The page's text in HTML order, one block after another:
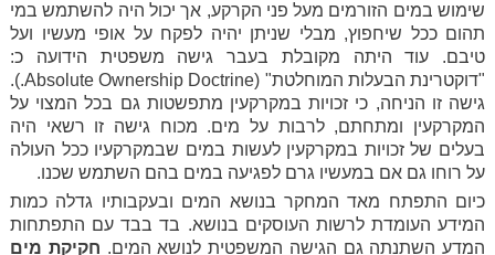
שימוש במים הזורמים מעל פני הקרקע, אך יכול היה להשתמש במי
תהום ככל שיחפוץ, מבלי שניתן יהיה לפקח על אופי מעשיו ועל
טיבם. עוד היתה מקובלת בעבר גישה משפטית הידועה כ:
"דוקטרינת הבעלות המוחלטת" (Absolute Ownership Doctrine.).
גישה זו הניחה, כי זכויות במקרקעין מתפשטות גם בכל המצוי על
המקרקעין ומתחתם, לרבות על מים. מכוח גישה זו רשאי היה
בעלים של זכויות במקרקעין לעשות במים שבמקרקעיו ככל העולה
על רוחו גם אם במעשיו גרם לפגיעה במים בהם השתמש שכנו.
כיום התפתח מאד המחקר בנושא המים ובעקבותיו גדלה כמות
המידע העומדת לרשות העוסקים בנושא. בד בבד עם התפתחות
המדע השתנתה גם הגישה המשפטית לנושא המים. חקיקת מים